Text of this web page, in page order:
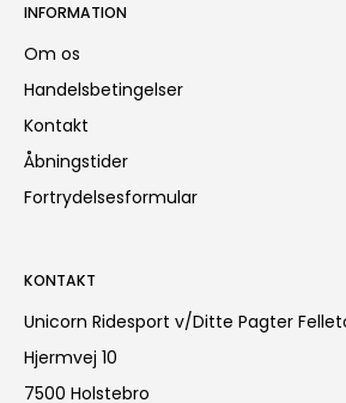
INFORMATION
Om os
Handelsbetingelser
Kontakt
Åbningstider
Fortrydelsesformular
KONTAKT
Unicorn Ridesport v/Ditte Pagter
Hjermvej 10
7500 Holstebro